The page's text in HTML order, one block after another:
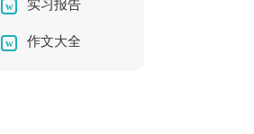
实习报告
作文大全